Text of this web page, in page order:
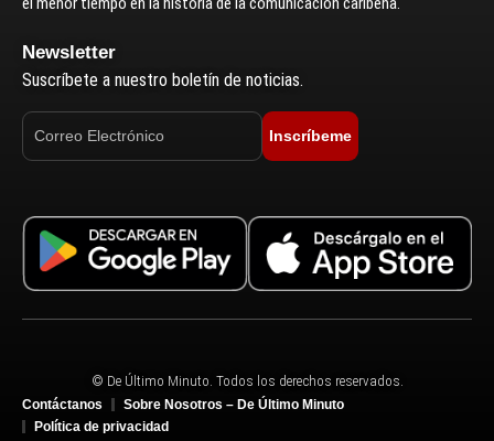
Newsletter
Suscríbete a nuestro boletín de noticias.
Inscríbeme
© De Último Minuto. Todos los derechos reservados.
Contáctanos
Sobre Nosotros – De Último Minuto
Política de privacidad